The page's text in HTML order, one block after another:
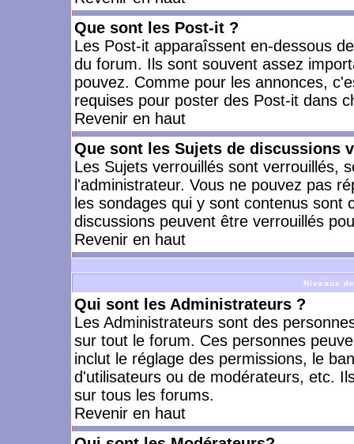
Que sont les Post-it ?
Les Post-it apparaîssent en-dessous
du forum. Ils sont souvent assez
pouvez. Comme pour les annonces,
requises pour poster des Post-it dans
Revenir en haut
Que sont les Sujets de discussions
Les Sujets verrouillés sont verrouillés,
l'administrateur. Vous ne pouvez pas
les sondages qui y sont contenus
discussions peuvent être verrouillés
Revenir en haut
Niveaux
Qui sont les Administrateurs ?
Les Administrateurs sont des
sur tout le forum. Ces personnes
inclut le réglage des permissions, le
d'utilisateurs ou de modérateurs, etc.
sur tous les forums.
Revenir en haut